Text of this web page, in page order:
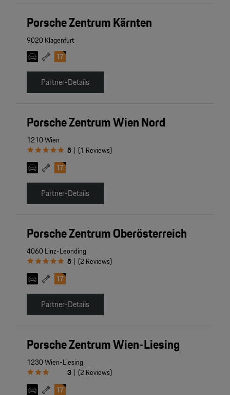
Porsche Zentrum Kärnten
9020 Klagenfurt
Partner-Details
Porsche Zentrum Wien Nord
1210 Wien
5 | (1 Reviews)
Partner-Details
Porsche Zentrum Oberösterreich
4060 Linz-Leonding
5 | (2 Reviews)
Partner-Details
Porsche Zentrum Wien-Liesing
1230 Wien-Liesing
3 | (2 Reviews)